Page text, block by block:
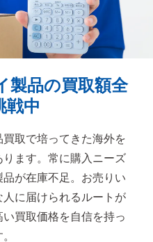
製品の買取額全
戦中
取で培ってきた海外を
ます。常に購入ニーズ
が在庫不足。お売りい
に届けられるルートが
買取価格を自信を持っ